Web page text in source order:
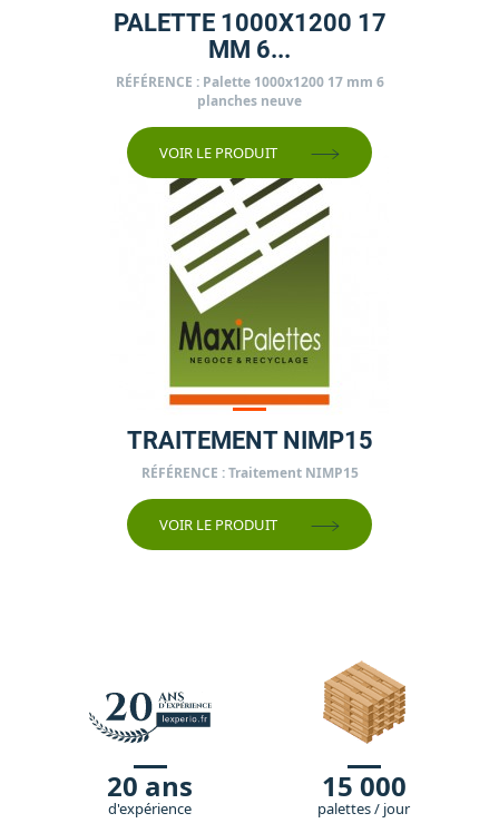
PALETTE 1000X1200 17
MM 6...
Prix
RÉFÉRENCE : Palette 1000x1200 17 mm 6
planches neuve
VOIR LE PRODUIT
TRAITEMENT NIMP15
Prix
RÉFÉRENCE : Traitement NIMP15
VOIR LE PRODUIT
20 ans
d'expérience
15 000
palettes / jour